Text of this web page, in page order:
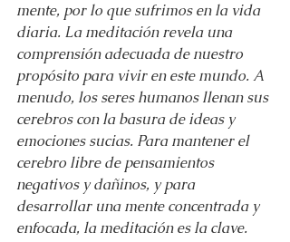
mente, por lo que sufrimos en la vida
diaria. La meditación revela una
comprensión adecuada de nuestro
propósito para vivir en este mundo. A
menudo, los seres humanos llenan sus
cerebros con la basura de ideas y
emociones sucias. Para mantener el
cerebro libre de pensamientos
negativos y dañinos, y para
desarrollar una mente concentrada y
enfocada, la meditación es la clave.